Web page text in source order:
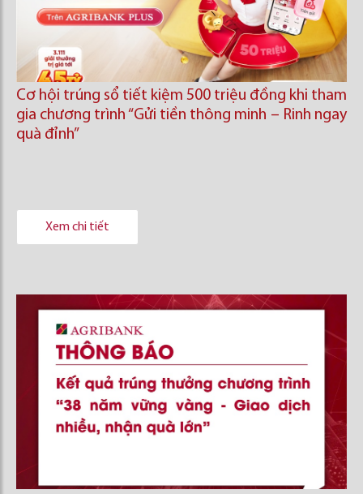
Cơ hội trúng sổ tiết kiệm 500 triệu đồng khi tham
gia chương trình “Gửi tiền thông minh – Rinh ngay
quà đỉnh”
Xem chi tiết